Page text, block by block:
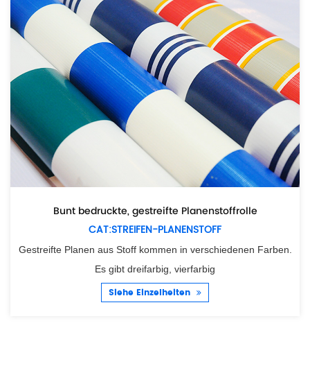
Bunt bedruckte, gestreifte Planenstoffrolle
CAT:STREIFEN-PLANENSTOFF
Gestreifte Planen aus Stoff kommen in verschiedenen Farben.
Es gibt dreifarbig, vierfarbig
Siehe Einzelheiten